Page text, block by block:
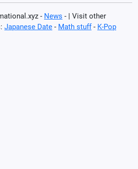
- News - | Visit other
Japanese Date - Math stuff- K-Pop